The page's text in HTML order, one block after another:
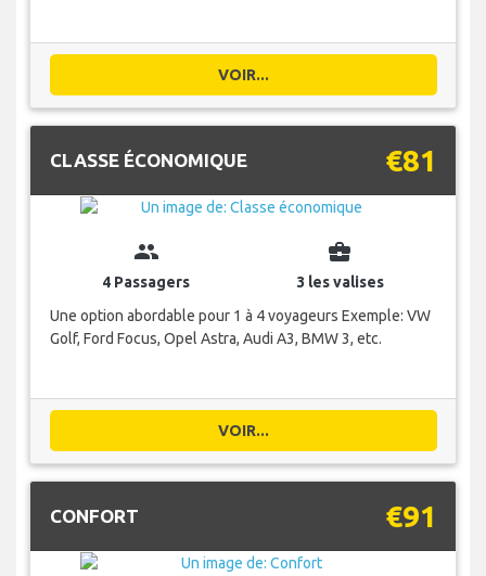
VOIR...
CLASSE ÉCONOMIQUE €81
group
4 Passagers
business_center
3 les valises
Une option abordable pour 1 à 4 voyageurs Exemple: VW
Golf, Ford Focus, Opel Astra, Audi A3, BMW 3, etc.
VOIR...
CONFORT €91